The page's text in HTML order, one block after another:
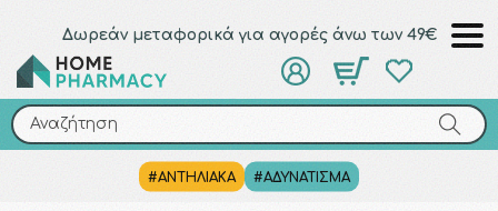
Δωρεάν μεταφορικά για αγορές άνω των 49€
Αναζήτηση
#ΑΝΤΗΛΙΑΚΑ #ΑΔΥΝΑΤΙΣΜΑ
Αναζήτηση